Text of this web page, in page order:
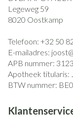
Legeweg 59
8020 Oostkamp
Telefoon: +32 50
E-mailadres:
APB nummer:
Apotheek titularis:
BTW nummer: